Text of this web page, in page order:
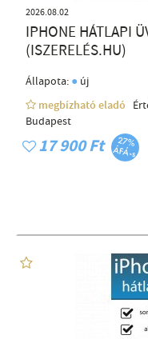
2026.08.02
IPHONE HÁTLAPI
(ISZERELÉS.HU)
Állapota: ● új
megbízható eladó
Budapest
17 900 Ft